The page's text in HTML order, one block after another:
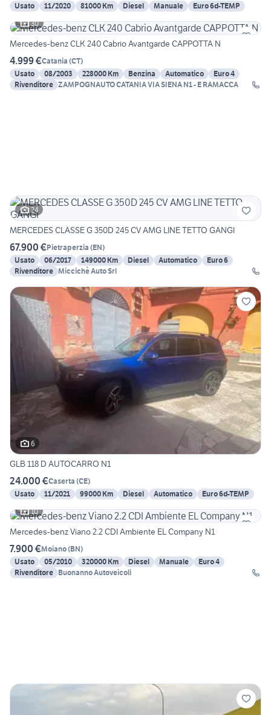
Usato
11/2020 81000 Km Diesel Manuale
Euro 6d-TEMP
30
Mercedes-benz CLK 240 Cabrio Avantgarde CAPPOTTA N
4.999 €Catania (CT)
Usato
08/2003 228000 Km Benzina Automatico
Euro 4
Rivenditore
ZAMPOGNAUTO CATANIA VIA SIENA N1 - E RAMACCA
24
MERCEDES CLASSE G 350D 245 CV AMG LINE TETTO GANGI
67.900 €Pietraperzia (EN)
Usato
06/2017 149000 Km Diesel Automatico
Euro 6
Rivenditore Miccichè Auto Srl
6
GLB 118 D AUTOCARRO N1
24.000 €Caserta (CE)
Usato
11/2021 99000 Km Diesel Automatico
Euro 6d-TEMP
10
Mercedes-benz Viano 2.2 CDI Ambiente EL Company N1
7.900 €Moiano(BN)
Usato
05/2010 320000 Km Diesel Manuale
Euro 4
Rivenditore Buonanno Autoveicoli